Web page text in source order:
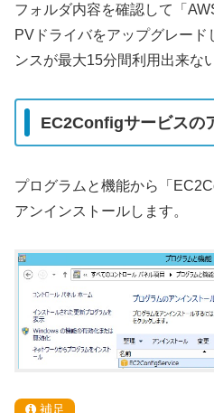
フォルダ内容を確認して「
PVドライバをアップグレード
ンスが最大15分間利用出来な
EC2Configサービスの
プログラムと機能から「
アンインストールします。
補足